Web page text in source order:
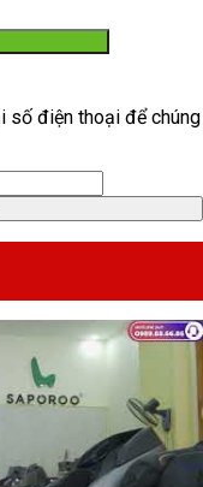
số điện thoại để chúng